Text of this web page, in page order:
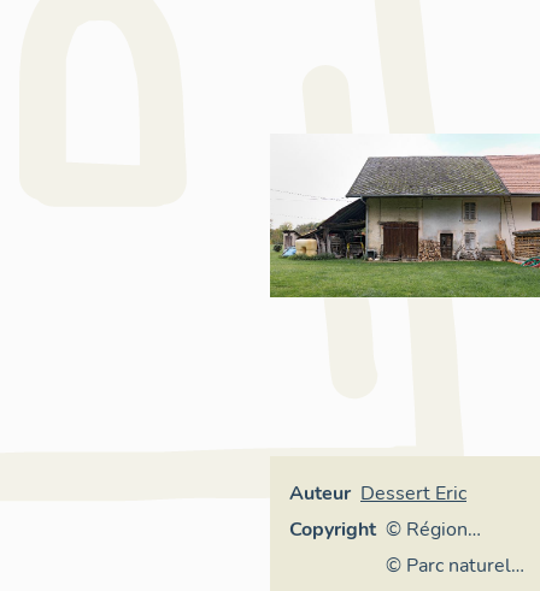
Auteur Dessert Eric
Copyright © Région
Auvergne-
© Parc naturel